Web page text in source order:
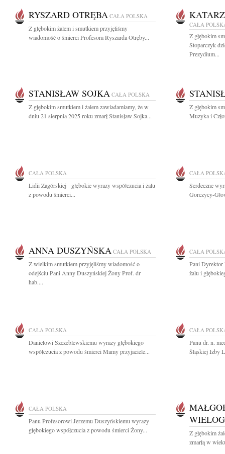
RYSZARD OTRĘBA CAŁA POLSKA
Z głębokim żalem i smutkiem przyjęliśmy
wiadomość o śmierci Profesora Ryszarda Otręby...
CAŁA
Z głębokim
Stoparczyk
Prezydium...
STANISŁAW SOJKA CAŁA POLSKA
Z głębokim smutkiem i żalem zawiadamiamy, że w
dniu 21 sierpnia 2025 roku zmarł Stanisław Sojka...
Z głębokim
Muzyka i
CAŁA POLSKA
Lidii Zagórskiej głębokie wyrazy współczucia i żalu
z powodu śmierci...
CAŁA
Serdeczne
Gorczycy-
ANNA DUSZYŃSKA CAŁA POLSKA
Z wielkim smutkiem przyjęliśmy wiadomość o
odejściu Pani Anny Duszyńskiej Żony Prof. dr
hab....
CAŁA
Pani Dyrektor
żalu i
CAŁA POLSKA
Danielowi Szczeblewskiemu wyrazy głębokiego
współczucia z powodu śmierci Mamy przyjaciele...
CAŁA
Panu dr. n.
Śląskiej Izby
CAŁA POLSKA
Panu Profesorowi Jerzemu Duszyńskiemu wyrazy
głębokiego współczucia z powodu śmierci Żony...
Z głębokim
zmarłą w